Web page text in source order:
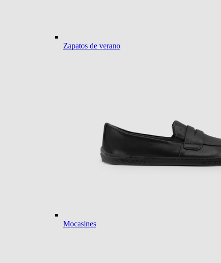
Zapatos de verano
Mocasines